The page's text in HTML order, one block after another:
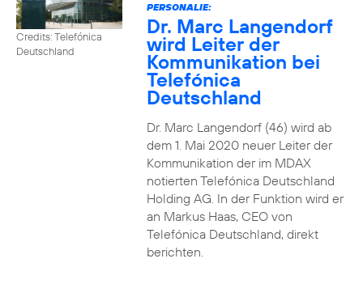
Credits: Telefónica
Deutschland
PERSONALIE:
Dr. Marc Langendorf
wird Leiter der
Kommunikation bei
Telefónica
Deutschland
Dr. Marc Langendorf (46) wird ab
dem 1. Mai 2020 neuer Leiter der
Kommunikation der im MDAX
notierten Telefónica Deutschland
Holding AG. In der Funktion wird er
an Markus Haas, CEO von
Telefónica Deutschland, direkt
berichten.